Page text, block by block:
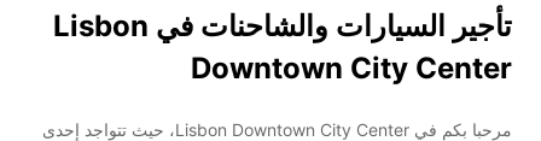
تأجير السيارات والشاحنات في Lisbon
Downtown City Center
مرحبا بكم في Lisbon Downtown City Center، حيث تتواجد إحدى